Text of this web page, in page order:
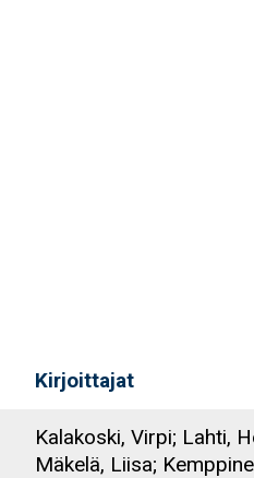
Kirjoittajat
Kalakoski, Virpi; Lahti,
Mäkelä, Liisa;